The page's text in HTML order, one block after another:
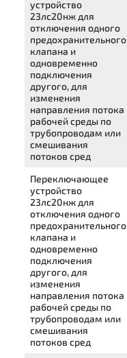
устройство
23лс20нж для
отключения одного
предохранительного
клапана и
одновременно
подключения
другого, для
изменения
направления потока
рабочей среды по
трубопроводам или
смешивания
потоков сред
Переключающее
устройство
23лс20нж для
отключения одного
предохранительного
клапана и
одновременно
подключения
другого, для
изменения
направления потока
рабочей среды по
трубопроводам или
смешивания
потоков сред